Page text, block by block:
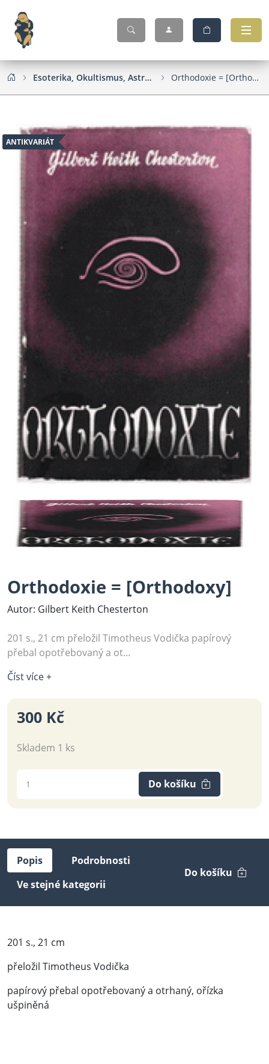
Esoterika, Okultismus, Astrologie Orthodoxie = [Orthodoxy]
ANTIKVARIÁT
Orthodoxie = [Orthodoxy]
Autor: Gilbert Keith Chesterton
201 s., 21 cm přeložil Timotheus Vodička papírový
přebal opotřebovaný a ot...
Číst více +
300 Kč
Skladem 1 ks
Do košíku
Popis
Podrobnosti
Ve stejné kategorii
Do košíku
201 s., 21 cm
přeložil Timotheus Vodička
papírový přebal opotřebovaný a otrhaný, ořízka
ušpiněná